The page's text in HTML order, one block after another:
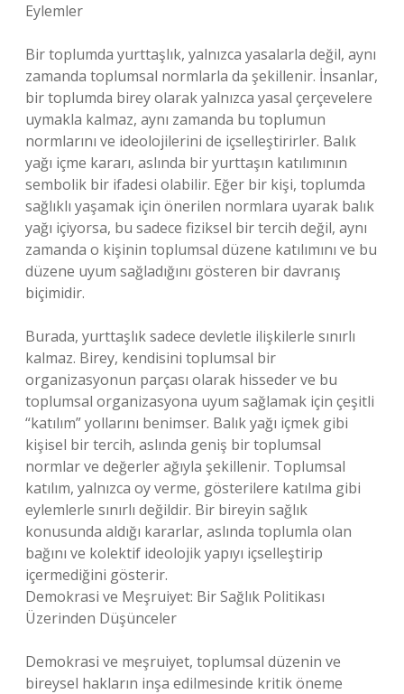
Eylemler
Bir toplumda yurttaşlık, yalnızca yasalarla değil, aynı
zamanda toplumsal normlarla da şekillenir. İnsanlar,
bir toplumda birey olarak yalnızca yasal çerçevelere
uymakla kalmaz, aynı zamanda bu toplumun
normlarını ve ideolojilerini de içselleştirirler. Balık
yağı içme kararı, aslında bir yurttaşın katılımının
sembolik bir ifadesi olabilir. Eğer bir kişi, toplumda
sağlıklı yaşamak için önerilen normlara uyarak balık
yağı içiyorsa, bu sadece fiziksel bir tercih değil, aynı
zamanda o kişinin toplumsal düzene katılımını ve bu
düzene uyum sağladığını gösteren bir davranış
biçimidir.
Burada, yurttaşlık sadece devletle ilişkilerle sınırlı
kalmaz. Birey, kendisini toplumsal bir
organizasyonun parçası olarak hisseder ve bu
toplumsal organizasyona uyum sağlamak için çeşitli
“katılım” yollarını benimser. Balık yağı içmek gibi
kişisel bir tercih, aslında geniş bir toplumsal
normlar ve değerler ağıyla şekillenir. Toplumsal
katılım, yalnızca oy verme, gösterilere katılma gibi
eylemlerle sınırlı değildir. Bir bireyin sağlık
konusunda aldığı kararlar, aslında toplumla olan
bağını ve kolektif ideolojik yapıyı içselleştirip
içermediğini gösterir.
Demokrasi ve Meşruiyet: Bir Sağlık Politikası
Üzerinden Düşünceler
Demokrasi ve meşruiyet, toplumsal düzenin ve
bireysel hakların inşa edilmesinde kritik öneme